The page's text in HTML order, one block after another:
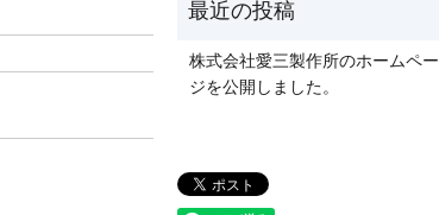
株式会社愛三製作所のホームペー
ジを公開しました。